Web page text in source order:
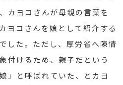
カヨコさんが母親の言葉を
ヨコさんを娘として紹介する
した。ただし、厚労省へ陳情
付けるため、親子だという
」と呼ばれていた、とカヨ